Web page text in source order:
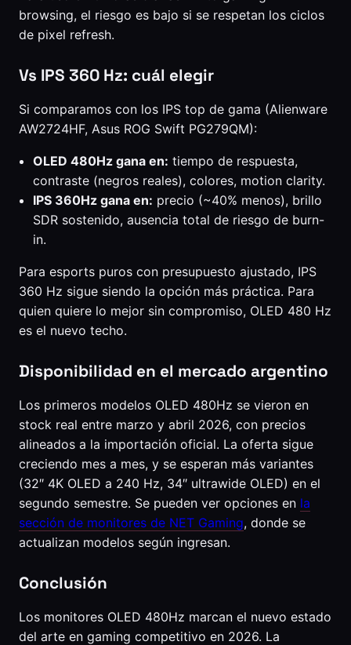
browsing, el riesgo es bajo si se respetan los ciclos
de pixel refresh.
Vs IPS 360 Hz: cuál elegir
Si comparamos con los IPS top de gama (Alienware
AW2724HF, Asus ROG Swift PG279QM):
OLED 480Hz gana en: tiempo de respuesta,
contraste (negros reales), colores, motion clarity.
IPS 360Hz gana en: precio (~40% menos), brillo
SDR sostenido, ausencia total de riesgo de burn-
in.
Para esports puros con presupuesto ajustado, IPS
360 Hz sigue siendo la opción más práctica. Para
quien quiere lo mejor sin compromiso, OLED 480 Hz
es el nuevo techo.
Disponibilidad en el mercado argentino
Los primeros modelos OLED 480Hz se vieron en
stock real entre marzo y abril 2026, con precios
alineados a la importación oficial. La oferta sigue
creciendo mes a mes, y se esperan más variantes
(32″ 4K OLED a 240 Hz, 34″ ultrawide OLED) en el
segundo semestre. Se pueden ver opciones en la
sección de monitores de NET Gaming, donde se
actualizan modelos según ingresan.
Conclusión
Los monitores OLED 480Hz marcan el nuevo estado
del arte en gaming competitivo en 2026. La